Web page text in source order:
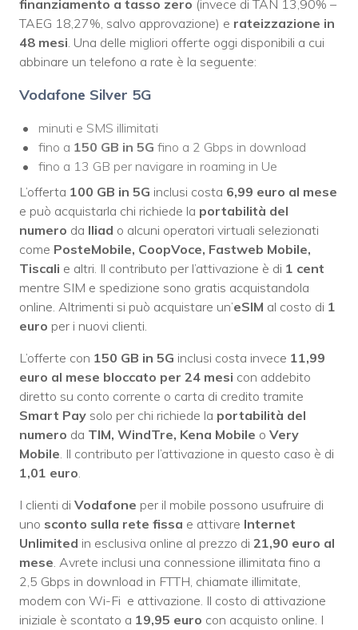
finanziamento a tasso zero (invece di TAN 13,90% –
TAEG 18,27%, salvo approvazione) e rateizzazione in
48 mesi. Una delle migliori offerte oggi disponibili a cui
abbinare un telefono a rate è la seguente:
Vodafone Silver 5G
minuti e SMS illimitati
fino a 150 GB in 5G fino a 2 Gbps in download
fino a 13 GB per navigare in roaming in Ue
L’offerta 100 GB in 5G inclusi costa 6,99 euro al mese
e può acquistarla chi richiede la portabilità del
numero da Iliad o alcuni operatori virtuali selezionati
come PosteMobile, CoopVoce, Fastweb Mobile,
Tiscali e altri. Il contributo per l’attivazione è di 1 cent
mentre SIM e spedizione sono gratis acquistandola
online. Altrimenti si può acquistare un’eSIM al costo di 1
euro per i nuovi clienti.
L’offerte con 150 GB in 5G inclusi costa invece 11,99
euro al mese bloccato per 24 mesi con addebito
diretto su conto corrente o carta di credito tramite
Smart Pay solo per chi richiede la portabilità del
numero da TIM, WindTre, Kena Mobile o Very
Mobile. Il contributo per l’attivazione in questo caso è di
1,01 euro.
I clienti di Vodafone per il mobile possono usufruire di
uno sconto sulla rete fissa e attivare Internet
Unlimited in esclusiva online al prezzo di 21,90 euro al
mese. Avrete inclusi una connessione illimitata fino a
2,5 Gbps in download in FTTH, chiamate illimitate,
modem con Wi-Fi e attivazione. Il costo di attivazione
iniziale è scontato a 19,95 euro con acquisto online. I